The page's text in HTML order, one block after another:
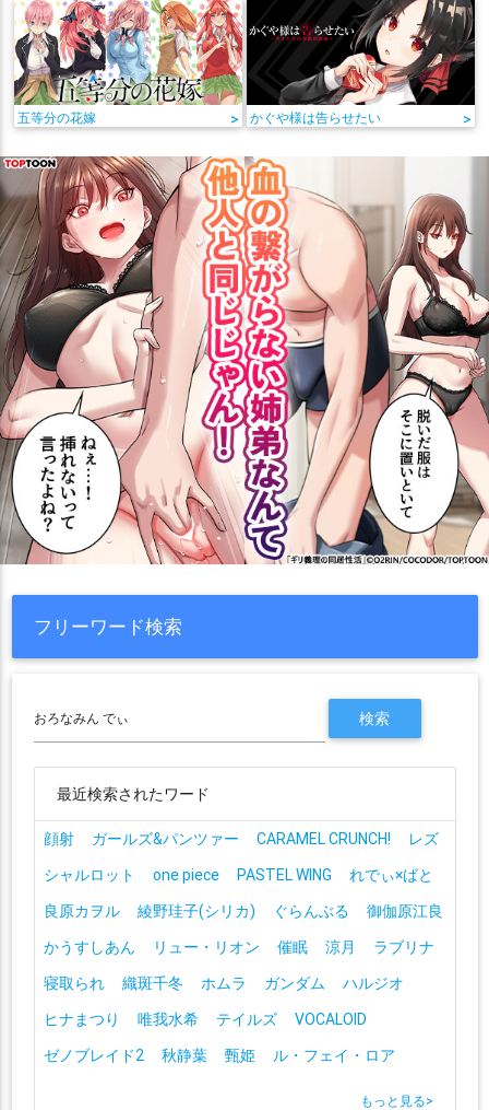
五等分の花嫁 > かぐや様は告らせたい >
フリーワード検索
最近検索されたワード
顔射 ガールズ&パンツァー CARAMEL CRUNCH!
レズ
シャルロット
one piece PASTEL WING
れでぃ×ばと
良原カヲル
綾野珪子(シリカ) ぐらんぶる
御伽原江良
かうすしあん
リュー・リオン 催眠 涼月
ラブリナ
寝取られ
織斑千冬 ホムラ ガンダム
ハルジオ
ヒナまつり
唯我水希 テイルズ
VOCALOID
ゼノブレイド2
秋静葉 甄姫 ル・フェイ・ロア
もっと見る>